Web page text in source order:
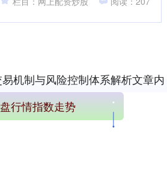
止风险，是每位投资者迈....
机制与风险控制体系解析文章内
容加载完成
行情指数走势